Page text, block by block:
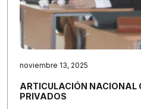
noviembre 13, 2025
ARTICULACIÓN NACIONAL
PRIVADOS